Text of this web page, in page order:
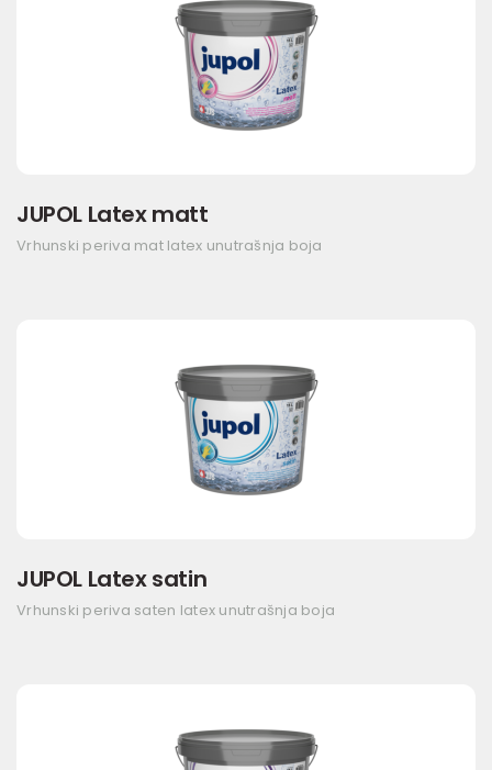
JUPOL Latex matt
Vrhunski periva mat latex unutrašnja boja
JUPOL Latex satin
Vrhunski periva saten latex unutrašnja boja